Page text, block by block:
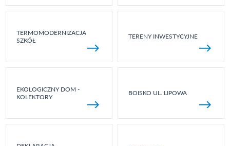
TERMOMODERNIZACJA
SZKÓŁ
TERENY INWESTYCYJNE
EKOLOGICZNY DOM -
KOLEKTORY
BOISKO UL. LIPOWA